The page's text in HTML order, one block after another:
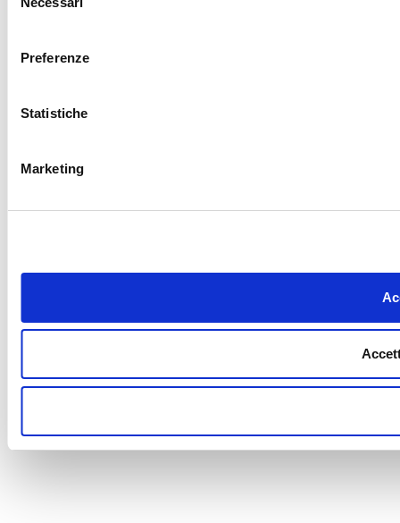
del
Preferenze
Statistiche
Marketing